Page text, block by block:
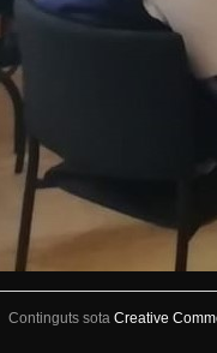
Continguts sota Creative